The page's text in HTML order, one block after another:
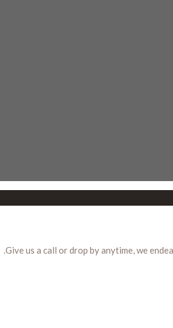
Give us a call or drop by anytime, we